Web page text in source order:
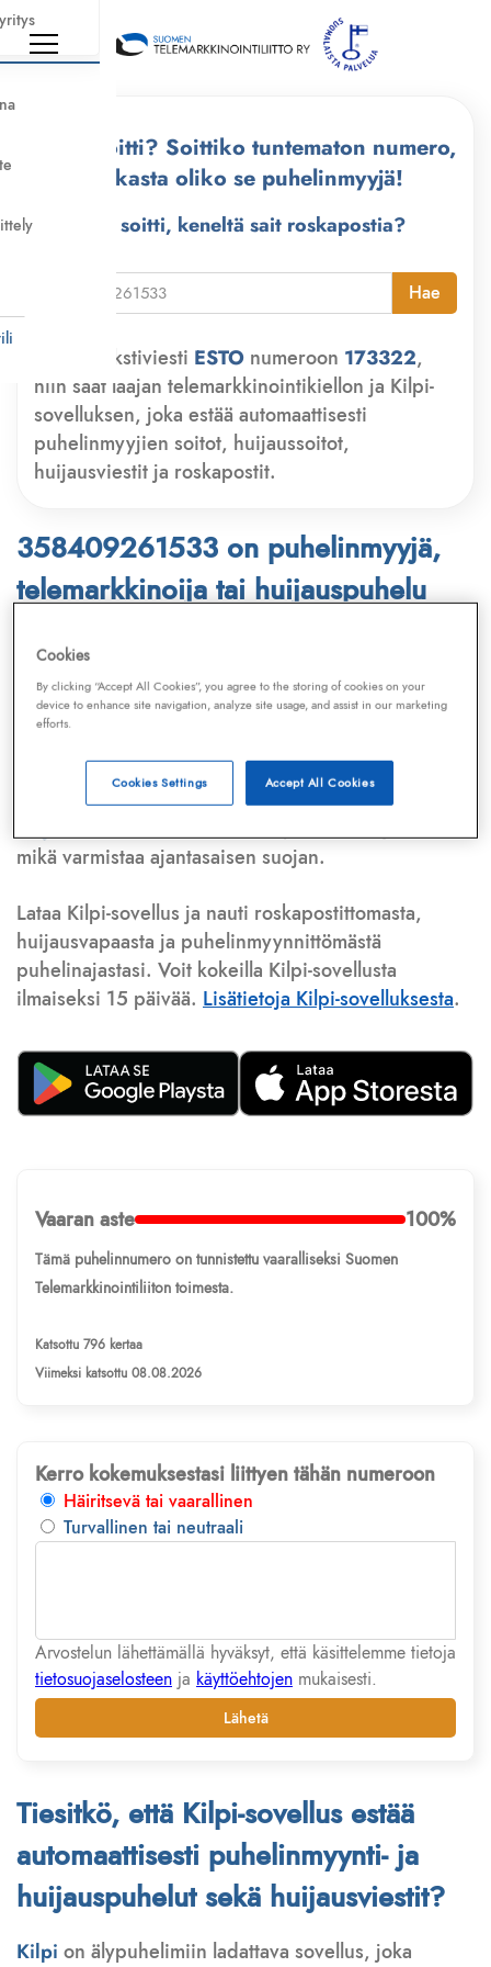
Kuka soitti? Soittiko tuntematon numero,
tarkasta oliko se puhelinmyyjä!
Kuka soitti, keneltä sait roskapostia?
Hae
Lähetä tekstiviesti ESTO numeroon 173322,
niin saat laajan telemarkkinointikiellon ja Kilpi-
sovelluksen, joka estää automaattisesti
puhelinmyyjien soitot, huijaussoitot,
huijausviestit ja roskapostit.
358409261533 on puhelinmyyjä,
telemarkkinoija tai huijauspuhelu
Puhelinnumero
Telemarkkinointiliiton jaKilpi-sovelluksen
tietokannasta, joka kattaa satoja tuhansia
Lisäksi tunnistamme automaattisesti, jos kyseessä on
puhelinhuijarin numero, sähköpostiosoitetai
huijausviesti. Tietokantaamme päivitetään jatkuvasti,
mikä varmistaa ajantasaisen suojan.
Lataa Kilpi-sovellus ja nauti roskapostittomasta,
huijausvapaasta ja puhelinmyynnittömästä
puhelinajastasi. Voit kokeilla Kilpi-sovellusta
ilmaiseksi 15 päivää. Lisätietoja Kilpi-sovelluksesta.
Vaaran aste 100%
Tämä puhelinnumero on tunnistettu vaaralliseksi Suomen
Telemarkkinointiliiton toimesta.
Katsottu 796 kertaa
Viimeksi katsottu 08.08.2026
Kerro kokemuksestasi liittyen tähän numeroon
Häiritsevä tai vaarallinen
Turvallinen tai neutraali
Arvostelun lähettämällä hyväksyt, että käsittelemme tietoja
tietosuojaselosteen ja käyttöehtojen mukaisesti.
Lähetä
Tiesitkö, että Kilpi-sovellus estää
automaattisesti puhelinmyynti- ja
huijauspuhelut sekä huijausviestit?
Kilpi on älypuhelimiin ladattava sovellus, joka
Cookies
By clicking “Accept All Cookies”, you agree to the storing of cookies on your
device to enhance site navigation, analyze site usage, and assist in our marketing
efforts.
Accept All Cookies
Cookies Settings